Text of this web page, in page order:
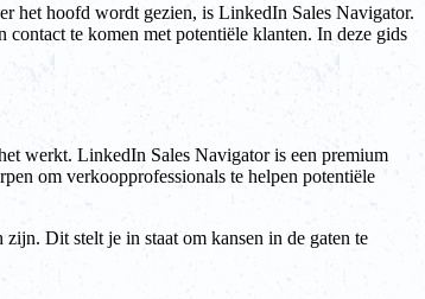
het hoofd wordt gezien, is LinkedIn Sales Navigator.
te komen met potentiële klanten. In deze gids
werkt. LinkedIn Sales Navigator is een premium
om verkoopprofessionals te helpen potentiële
Dit stelt je in staat om kansen in de gaten te